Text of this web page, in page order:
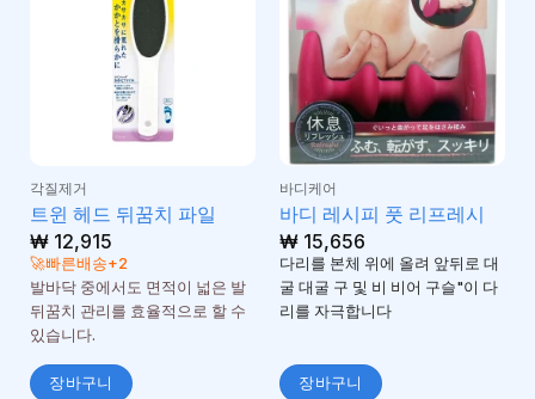
각질제거
트윈 헤드 뒤꿈치 파일
₩12,915
🚀빠른배송+2
발바닥 중에서도 면적이 넓은 발
뒤꿈치 관리를 효율적으로 할 수
있습니다.
장바구니
바디케어
바디 레시피 풋 리프레시
₩15,656
다리를 본체 위에 올려 앞뒤로 대
굴 대굴 구 및 비 비어 구슬"이 다
리를 자극합니다
장바구니